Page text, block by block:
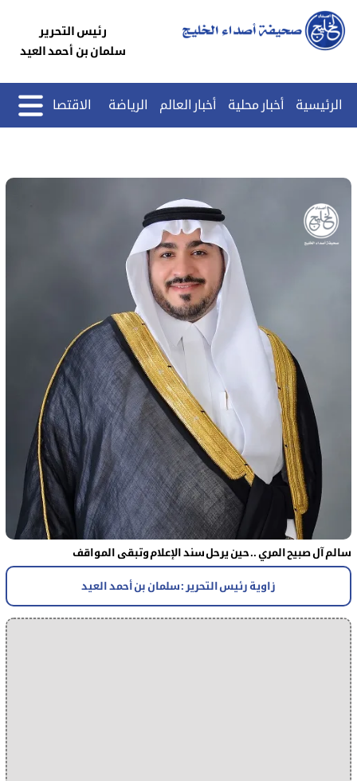
رئيس التحرير
سلمان بن أحمد العيد
الرئيسية أخبار محلية أخبار العالم الرياضة الاقتصاد
سالم آل صبيح المري .. حين يرحل سند الإعلام وتبقى المواقف
زاوية رئيس التحرير : سلمان بن أحمد العيد